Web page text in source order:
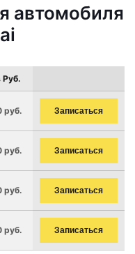
автомобиля
Руб.
руб. Записаться
руб. Записаться
руб. Записаться
руб. Записаться